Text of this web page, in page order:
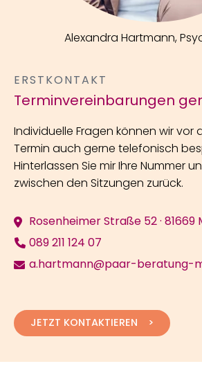
Alexandra Hartmann,
Terminvereinbarungen
ERSTKONTAKT
Individuelle Fragen können wir vor
Termin auch gerne telefonisch
Hinterlassen Sie mir Ihre Nummer
zwischen den Sitzungen zurück.
Rosenheimer Straße 52 · 81669
089 211 124 07
a.hartmann@paar-beratung-
JETZT KONTAKTIEREN